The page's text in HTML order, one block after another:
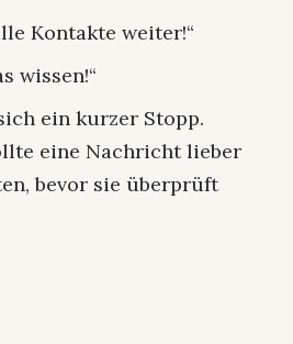
Kontakte weiter!“
wissen!“
ein kurzer Stopp.
eine Nachricht lieber
bevor sie überprüft